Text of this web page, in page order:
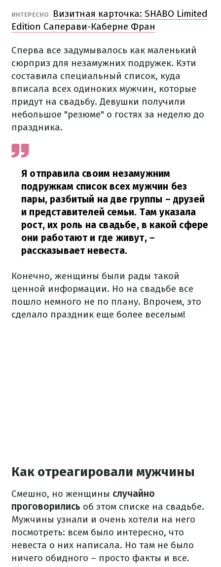
ИНТЕРЕСНО
Визитная карточка: SHABO Limited
Edition Саперави-Каберне Фран
Сперва все задумывалось как маленький
сюрприз для незамужних подружек. Кэти
составила специальный список, куда
вписала всех одиноких мужчин, которые
придут на свадьбу. Девушки получили
небольшое "резюме" о гостях за неделю до
праздника.
Я отправила своим незамужним
подружкам список всех мужчин без
пары, разбитый на две группы – друзей
и представителей семьи. Там указала
рост, их роль на свадьбе, в какой сфере
они работают и где живут, –
рассказывает невеста.
Конечно, женщины были рады такой
ценной информации. Но на свадьбе все
пошло немного не по плану. Впрочем, это
сделало праздник еще более веселым!
Как отреагировали мужчины
Смешно, но женщины случайно
проговорились об этом списке на свадьбе.
Мужчины узнали и очень хотели на него
посмотреть: всем было интересно, что
невеста о них написала. Но там не было
ничего обидного – просто факты и все.